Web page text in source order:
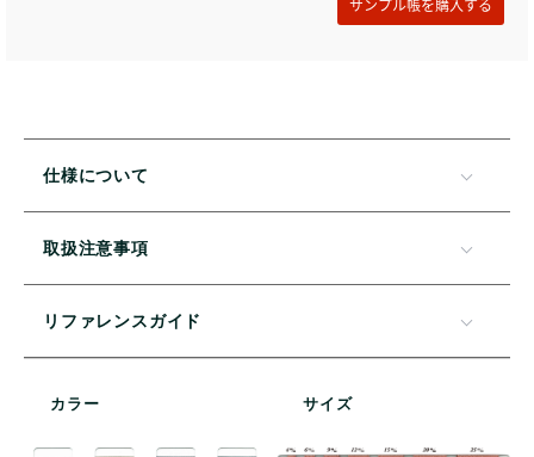
仕様について
取扱注意事項
リファレンスガイド
カラー サイズ